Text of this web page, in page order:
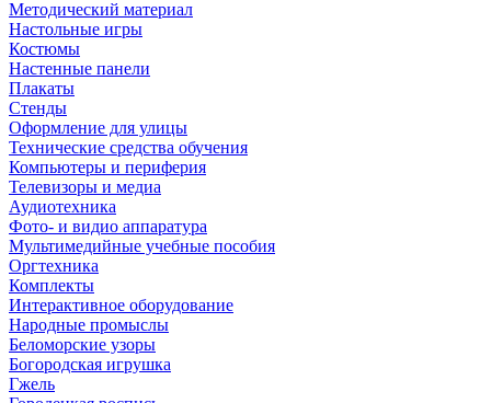
Методический материал
Настольные игры
Костюмы
Настенные панели
Плакаты
Стенды
Оформление для улицы
Технические средства обучения
Компьютеры и периферия
Телевизоры и медиа
Аудиотехника
Фото- и видио аппаратура
Мультимедийные учебные пособия
Оргтехника
Комплекты
Интерактивное оборудование
Народные промыслы
Беломорские узоры
Богородская игрушка
Гжель